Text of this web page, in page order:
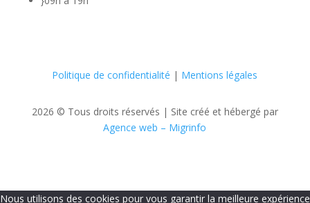
Politique de confidentialité | Mentions légales
2026 © Tous droits réservés | Site créé et hébergé par
Agence web – Migrinfo
Nous utilisons des cookies pour vous garantir la meilleure expérience